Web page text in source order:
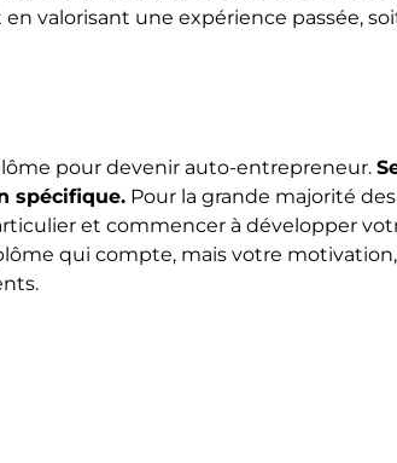
en valorisant une expérience passée,
pour devenir auto-entrepreneur.
spécifique. Pour la grande majorité
et commencer à développer
qui compte, mais votre